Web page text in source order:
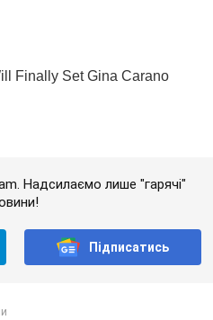
Надсилаємо лише "гарячі"
Підписатись